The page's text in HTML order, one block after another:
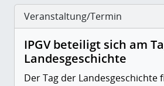
Veranstaltung/Termin
IPGV beteiligt sich am
Landesgeschichte
Der Tag der Landesgeschichte